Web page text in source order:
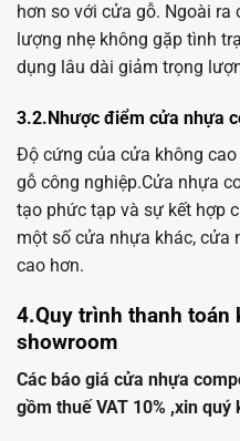
hơn so với cửa gỗ. Ngoài
lượng nhẹ không gặp tình
dụng lâu dài giảm trọng
3.2.Nhược điểm cửa nhựa
Độ cứng của cửa không
gỗ công nghiệp.Cửa nhựa
tạo phức tạp và sự kết hợp
một số cửa nhựa khác, cửa
cao hơn.
4.Quy trình thanh toán
showroom
Các báo giá cửa nhựa
gồm thuế VAT 10% ,xin quý